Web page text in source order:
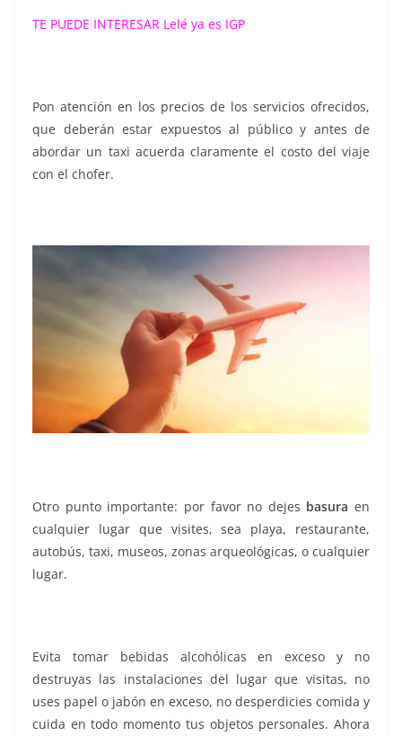
TE PUEDE INTERESAR Lelé ya es IGP
Pon atención en los precios de los servicios ofrecidos,
que deberán estar expuestos al público y antes de
abordar un taxi acuerda claramente el costo del viaje
con el chofer.
Otro punto importante: por favor no dejes basura en
cualquier lugar que visites, sea playa, restaurante,
autobús, taxi, museos, zonas arqueológicas, o cualquier
lugar.
Evita tomar bebidas alcohólicas en exceso y no
destruyas las instalaciones del lugar que visitas, no
uses papel o jabón en exceso, no desperdicies comida y
cuida en todo momento tus objetos personales. Ahora